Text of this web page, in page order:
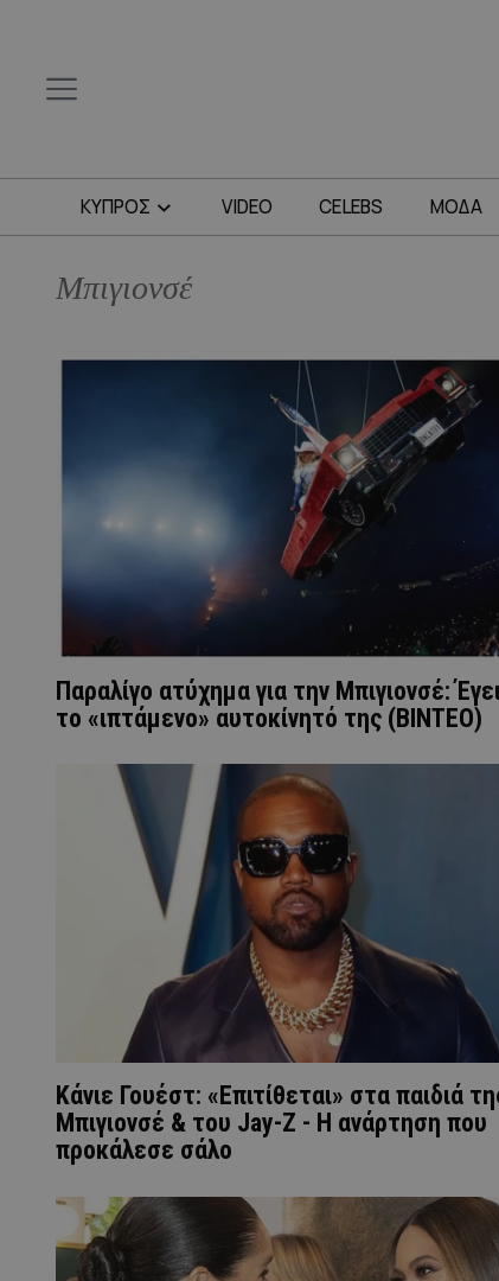
ΚΥΠΡΟΣ VIDEO CELEBS ΜΟΔΑ
Μπιγιονσέ
Παραλίγο ατύχημα για την Μπιγιονσέ:
το «ιπτάμενο» αυτοκίνητό της (ΒΙΝΤΕΟ)
Κάνιε Γουέστ: «Επιτίθεται» στα παιδιά
Μπιγιονσέ & του Jay-Z - Η ανάρτηση που
προκάλεσε σάλο